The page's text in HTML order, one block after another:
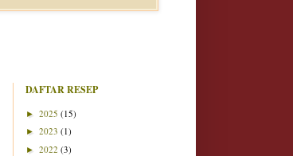
DAFTAR RESEP
► 2025 (15)
► 2023 (1)
► 2022 (3)